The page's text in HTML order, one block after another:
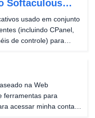
Softaculous
/ WHMusado em conjunto
(incluindo CPanel,
de controle) para
na Web
ferramentas para
acessar minha conta